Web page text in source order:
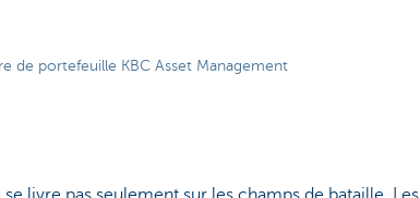
de portefeuille KBC Asset Management